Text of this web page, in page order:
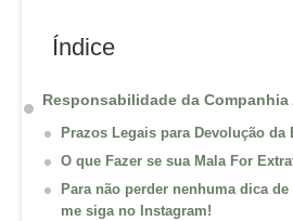
Índice
Responsabilidade da Companhia
Prazos Legais para Devolução da
O que Fazer se sua Mala For
Para não perder nenhuma dica
me siga no Instagram!